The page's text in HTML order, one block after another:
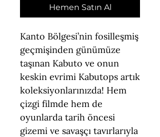
Hemen Satın Al
Kanto Bölgesi’nin fosilleşmiş
geçmişinden günümüze
taşınan Kabuto ve onun
keskin evrimi Kabutops artık
koleksiyonlarınızda! Hem
çizgi filmde hem de
oyunlarda tarih öncesi
gizemi ve savaşçı tavırlarıyla